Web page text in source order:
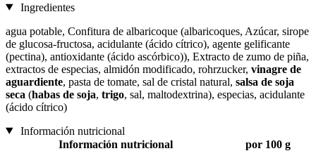
Ingredientes
agua potable, Confitura de albaricoque (albaricoques, Azúcar, sirope
de glucosa-fructosa, acidulante (ácido cítrico), agente gelificante
(pectina), antioxidante (ácido ascórbico)), Extracto de zumo de piña,
extractos de especias, almidón modificado, rohrzucker, vinagre de
aguardiente, pasta de tomate, sal de cristal natural, salsa de soja
seca (habas de soja, trigo, sal, maltodextrina), especias, acidulante
(ácido cítrico)
Información nutricional
Información nutricional
por 100 g